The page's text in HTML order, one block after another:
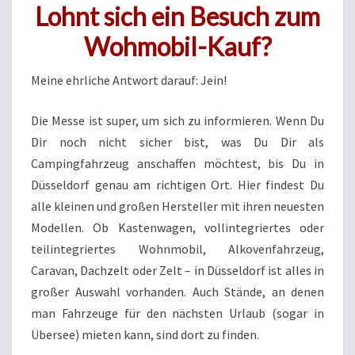
Lohnt sich ein Besuch zum
Wohmobil-Kauf?
Meine ehrliche Antwort darauf: Jein!
Die Messe ist super, um sich zu informieren. Wenn Du
Dir noch nicht sicher bist, was Du Dir als
Campingfahrzeug anschaffen möchtest, bis Du in
Düsseldorf genau am richtigen Ort. Hier findest Du
alle kleinen und großen Hersteller mit ihren neuesten
Modellen. Ob Kastenwagen, vollintegriertes oder
teilintegriertes Wohnmobil, Alkovenfahrzeug,
Caravan, Dachzelt oder Zelt – in Düsseldorf ist alles in
großer Auswahl vorhanden. Auch Stände, an denen
man Fahrzeuge für den nächsten Urlaub (sogar in
Übersee) mieten kann, sind dort zu finden.